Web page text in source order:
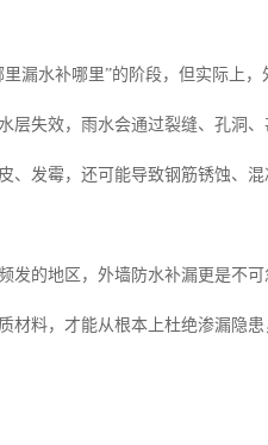
漏水补哪里”的阶段，但实际上
层失效，雨水会通过裂缝、孔洞
、发霉，还可能导致钢筋锈蚀、
发的地区，外墙防水补漏更是不可
材料，才能从根本上杜绝渗漏隐